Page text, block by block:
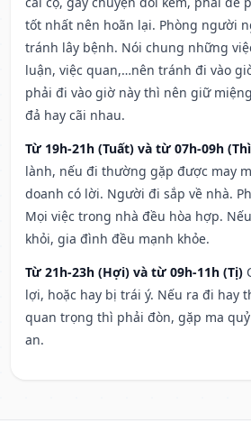
tốt nhất nên hoãn lại. Phòng người
tránh lây bệnh. Nói chung những
luận, việc quan,…nên tránh đi vào
phải đi vào giờ này thì nên giữ
đả hay cãi nhau.
Từ 19h-21h (Tuất) và từ 07h-09h
lành, nếu đi thường gặp được may
doanh có lời. Người đi sắp về nhà.
Mọi việc trong nhà đều hòa hợp.
khỏi, gia đình đều mạnh khỏe.
Từ 21h-23h (Hợi) và từ 09h-11h (Tị)
lợi, hoặc hay bị trái ý. Nếu ra đi hay
quan trọng thì phải đòn, gặp ma
an.